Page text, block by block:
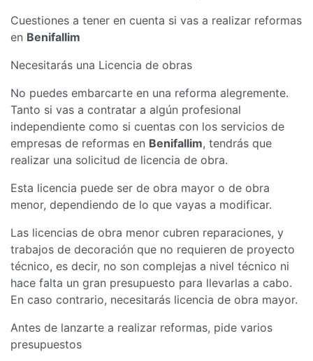
Cuestiones a tener en cuenta si vas a realizar reformas
en Benifallim
Necesitarás una Licencia de obras
No puedes embarcarte en una reforma alegremente.
Tanto si vas a contratar a algún profesional
independiente como si cuentas con los servicios de
empresas de reformas en Benifallim, tendrás que
realizar una solicitud de licencia de obra.
Esta licencia puede ser de obra mayor o de obra
menor, dependiendo de lo que vayas a modificar.
Las licencias de obra menor cubren reparaciones, y
trabajos de decoración que no requieren de proyecto
técnico, es decir, no son complejas a nivel técnico ni
hace falta un gran presupuesto para llevarlas a cabo.
En caso contrario, necesitarás licencia de obra mayor.
Antes de lanzarte a realizar reformas, pide varios
presupuestos